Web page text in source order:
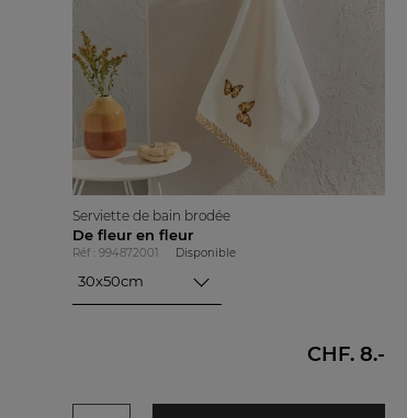
Serviette de bain brodée
De fleur en fleur
Réf : 994872001 Disponible
30x50cm
CHF. 8.-